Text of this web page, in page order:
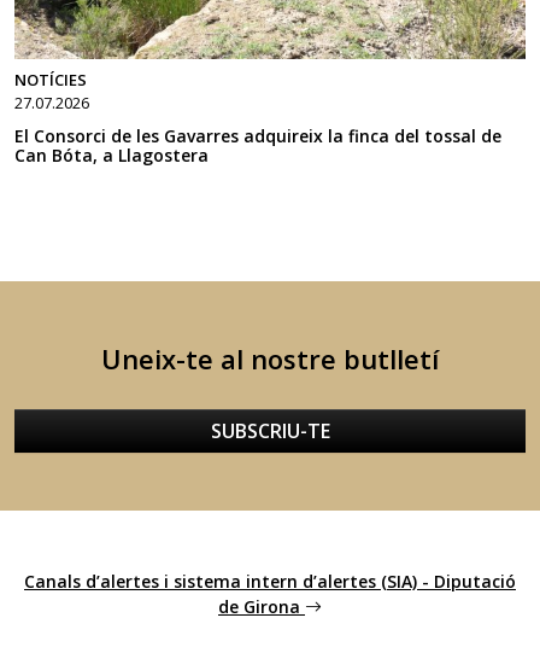
NOTÍCIES
27.07.2026
El Consorci de les Gavarres adquireix la finca del tossal de
Can Bóta, a Llagostera
Uneix-te al nostre butlletí
SUBSCRIU-TE
Canals d’alertes i sistema intern d’alertes (SIA) - Diputació
de Girona